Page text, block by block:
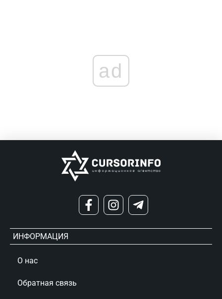
ad
ИНФОРМАЦИЯ
О нас
Обратная связь